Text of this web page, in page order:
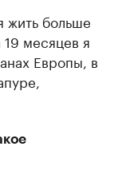
жить больше
месяцев я
Европы, в